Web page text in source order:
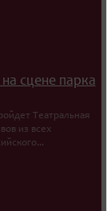
сцене парка
Театральная
из всех